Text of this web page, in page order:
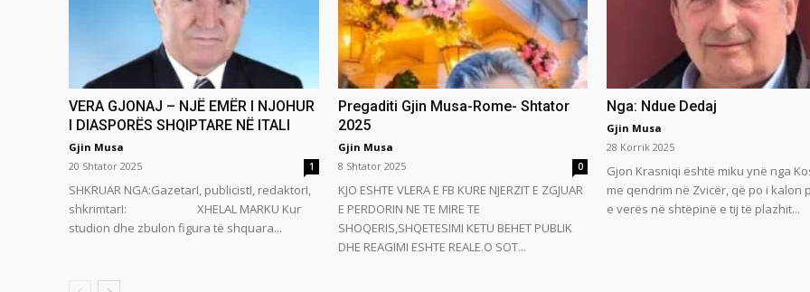
VERA GJONAJ – NJË EMËR I NJOHUR
I DIASPORËS SHQIPTARE NË ITALI
Gjin Musa
20 Shtator 2025
1
SHKRUAR NGA:GazetarI, publicistI, redaktorI,
shkrimtarI: XHELAL MARKU Kur
studion dhe zbulon figura të shquara...
Pregaditi Gjin Musa-Rome- Shtator
2025
Gjin Musa
8 Shtator 2025
0
KJO ESHTE VLERA E FB KURE NJERZIT E ZGJUAR
E PERDORIN NE TE MIRE TE
SHOQERIS,SHQETESIMI KETU BEHET PUBLIK
DHE REAGIMI ESHTE REALE.O SOT...
Nga: Ndue Dedaj
Gjin Musa
28 Korrik 2025
Gjon Krasniqi është miku ynë nga
me qendrim në Zvicër, që po i kalon
e verës në shtëpinë e tij të plazhit...